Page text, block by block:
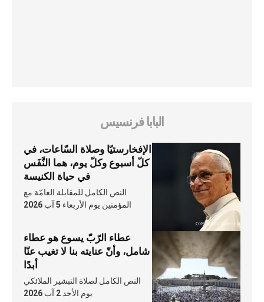
البابا فرنسيس
الإفخارستيّا وصلاة السّاعات، في
كلّ أسبوع وكلّ يوم، هما النَّفَس
في حياة الكنيسة
النص الكامل للمقابلة العامّة مع
المؤمنين يوم الأربعاء 5 آب 2026
عطاء الرّبّ يسوع هو عطاء
شامل، وأنّ عنايته بنا لا تغيب عنّا
أبدًا
النص الكامل لصلاة التبشير الملائكي
يوم الأحد 2 آب 2026